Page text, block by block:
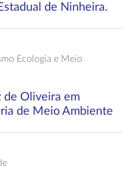
de Ninheira.
Ecologia e Meio
de Oliveira em
de Meio Ambiente